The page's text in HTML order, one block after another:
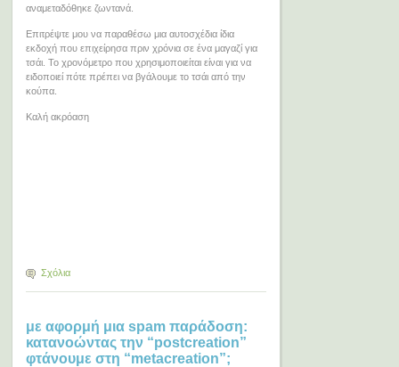
αναμεταδόθηκε ζωντανά.
Επιτρέψτε μου να παραθέσω μια αυτοσχέδια ίδια
εκδοχή που επιχείρησα πριν χρόνια σε ένα μαγαζί για
τσάι. Το χρονόμετρο που χρησιμοποιείται είναι για να
ειδοποιεί πότε πρέπει να βγάλουμε το τσάι από την
κούπα.
Καλή ακρόαση
Σχόλια
με αφορμή μια spam παράδοση:
κατανοώντας την “postcreation”
φτάνουμε στη “metacreation”;